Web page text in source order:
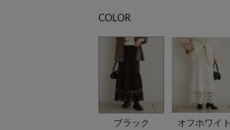
COLOR
ブラック オフホワイト